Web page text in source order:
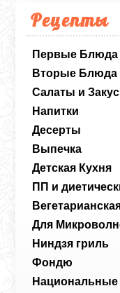
Рецепты
Первые Блюда
Вторые Блюда
Салаты и
Напитки
Десерты
Выпечка
Детская Кухня
ПП и
Для
Ниндзя гриль
Фондю
Национальные